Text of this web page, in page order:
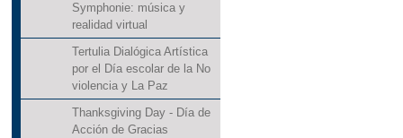
Symphonie: música y
realidad virtual
Tertulia Dialógica Artística
por el Día escolar de la No
violencia y La Paz
Thanksgiving Day - Día de
Acción de Gracias